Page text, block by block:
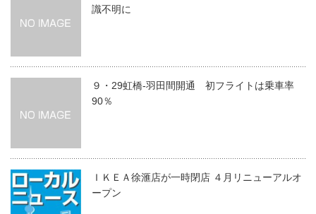
識不明に
９・29虹橋‐羽田間開通 初フライトは乗車率
90％
ＩＫＥＡ徐滙店が一時閉店 ４月リニューアルオ
ープン